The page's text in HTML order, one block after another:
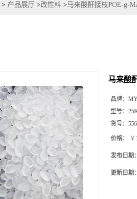
> 产品展厅 >改性料 >马来酸酐接枝POE-g-
马来酸
品牌：
型号：
货号：
价格：
发布日期：
更新日期：